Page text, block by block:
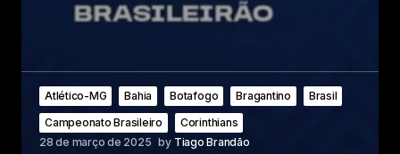
Atlético-MG Bahia Botafogo Bragantino
Brasil
Campeonato Brasileiro
Corinthians
28 de março de 2025 by Tiago Brandão